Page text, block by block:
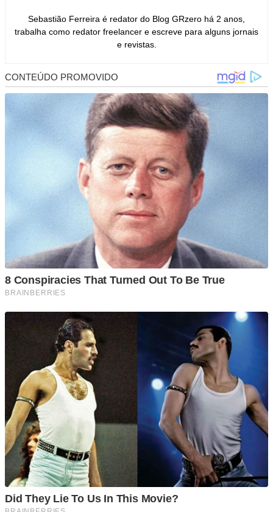
Sebastião Ferreira é redator do Blog GRzero há 2 anos,
trabalha como redator freelancer e escreve para alguns jornais
e revistas.